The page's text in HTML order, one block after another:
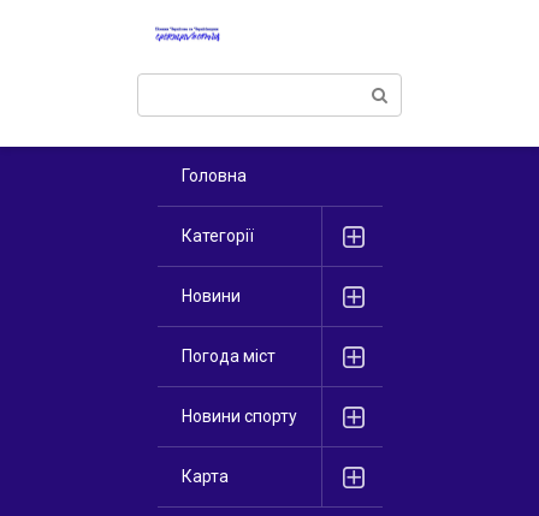
Поиск:
Головна
Категорії
Новини
Погода міст
Новини спорту
Карта